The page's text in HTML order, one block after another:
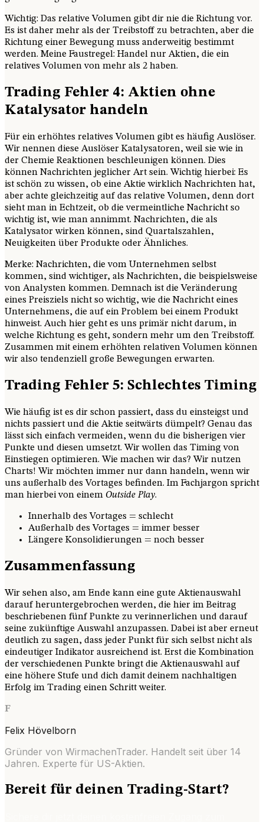
Wichtig: Das relative Volumen gibt dir nie die Richtung vor.
Es ist daher mehr als der Treibstoff zu betrachten, aber die
Richtung einer Bewegung muss anderweitig bestimmt
werden. Meine Faustregel: Handel nur Aktien, die ein
relatives Volumen von mehr als 2 haben.
Trading Fehler 4: Aktien ohne
Katalysator handeln
Für ein erhöhtes relatives Volumen gibt es häufig Auslöser.
Wir nennen diese Auslöser Katalysatoren, weil sie wie in
der Chemie Reaktionen beschleunigen können. Dies
können Nachrichten jeglicher Art sein. Wichtig hierbei: Es
ist schön zu wissen, ob eine Aktie wirklich Nachrichten hat,
aber achte gleichzeitig auf das relative Volumen, denn dort
sieht man in Echtzeit, ob die vermeintliche Nachricht so
wichtig ist, wie man annimmt. Nachrichten, die als
Katalysator wirken können, sind Quartalszahlen,
Neuigkeiten über Produkte oder Ähnliches.
Merke: Nachrichten, die vom Unternehmen selbst
kommen, sind wichtiger, als Nachrichten, die beispielsweise
von Analysten kommen. Demnach ist die Veränderung
eines Preisziels nicht so wichtig, wie die Nachricht eines
Unternehmens, die auf ein Problem bei einem Produkt
hinweist. Auch hier geht es uns primär nicht darum, in
welche Richtung es geht, sondern mehr um den Treibstoff.
Zusammen mit einem erhöhten relativen Volumen können
wir also tendenziell große Bewegungen erwarten.
Trading Fehler 5: Schlechtes Timing
Wie häufig ist es dir schon passiert, dass du einsteigst und
nichts passiert und die Aktie seitwärts dümpelt? Genau das
lässt sich einfach vermeiden, wenn du die bisherigen vier
Punkte und diesen umsetzt. Wir wollen das Timing von
Einstiegen optimieren. Wie machen wir das? Wir nutzen
Charts! Wir möchten immer nur dann handeln, wenn wir
uns außerhalb des Vortages befinden. Im Fachjargon spricht
man hierbei von einem Outside Play.
Innerhalb des Vortages = schlecht
Außerhalb des Vortages = immer besser
Längere Konsolidierungen = noch besser
Zusammenfassung
Wir sehen also, am Ende kann eine gute Aktienauswahl
darauf heruntergebrochen werden, die hier im Beitrag
beschriebenen fünf Punkte zu verinnerlichen und darauf
seine zukünftige Auswahl anzupassen. Dabei ist aber erneut
deutlich zu sagen, dass jeder Punkt für sich selbst nicht als
eindeutiger Indikator ausreichend ist. Erst die Kombination
der verschiedenen Punkte bringt die Aktienauswahl auf
eine höhere Stufe und dich damit deinem nachhaltigen
Erfolg im Trading einen Schritt weiter.
F
Felix Hövelborn
Gründer von WirmachenTrader. Handelt seit über 14
Jahren. Experte für US-Aktien.
Bereit für deinen Trading-Start?